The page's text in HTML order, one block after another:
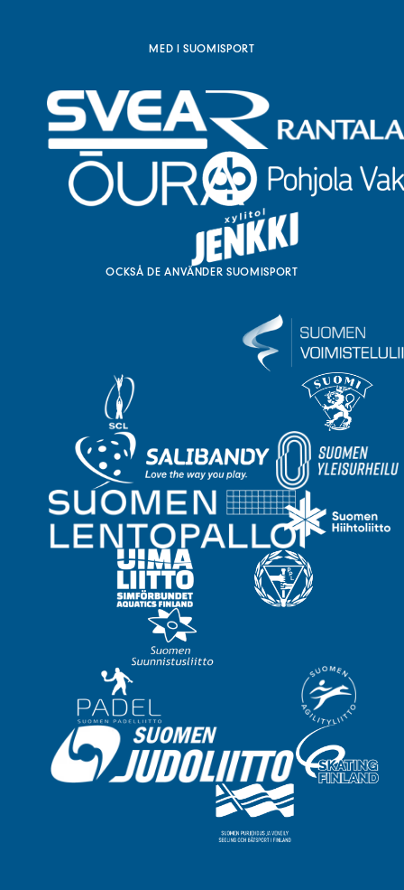
MED I SUOMISPORT
OCKSÅ DE ANVÄNDER SUOMISPORT